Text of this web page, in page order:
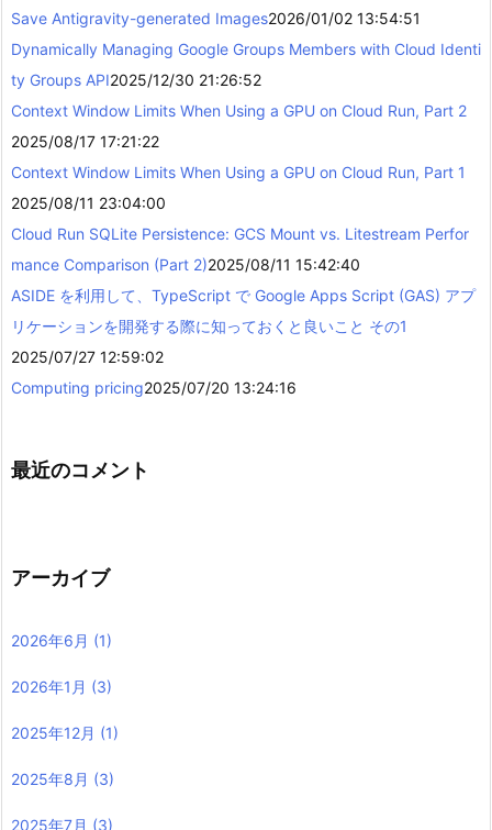
Save Antigravity-generated Images2026/01/02 13:54:51
Dynamically Managing Google Groups Members with Cloud Identi
ty Groups API2025/12/30 21:26:52
Context Window Limits When Using a GPU on Cloud Run, Part 2
2025/08/17 17:21:22
Context Window Limits When Using a GPU on Cloud Run, Part 1
2025/08/11 23:04:00
Cloud Run SQLite Persistence: GCS Mount vs. Litestream Perfor
mance Comparison (Part 2)2025/08/11 15:42:40
ASIDE を利用して、TypeScript で Google Apps Script (GAS) アプ
リケーションを開発する際に知っておくと良いこと その1
2025/07/27 12:59:02
Computing pricing2025/07/20 13:24:16
最近のコメント
アーカイブ
2026年6月 (1)
2026年1月 (3)
2025年12月 (1)
2025年8月 (3)
2025年7月 (3)